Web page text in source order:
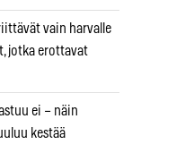
vain harvalle
jotka erottavat
ei – näin
kestää